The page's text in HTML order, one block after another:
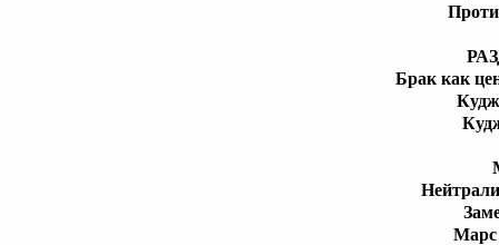
Брак как
Марс